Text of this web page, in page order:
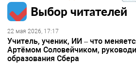
Выбор читателей
22 мая 2026, 17:17
Учитель, ученик, ИИ – что
Артёмом Соловейчиком,
образования Сбера